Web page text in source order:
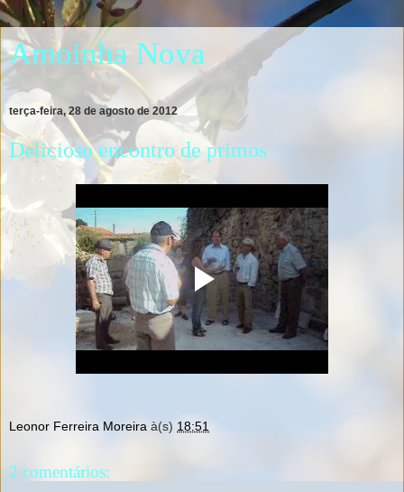
Amoinha Nova
terça-feira, 28 de agosto de 2012
Delicioso encontro de primos
Leonor Ferreira Moreira à(s) 18:51
2 comentários: